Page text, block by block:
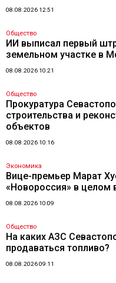
08.08.2026 12:51
Общество
ИИ выписал первый
земельном участке в
08.08.2026 10:21
Общество
Прокуратура
строительства и
объектов
08.08.2026 10:16
Экономика
Вице-премьер Марат
«Новороссия» в целом
08.08.2026 10:09
Общество
На каких АЗС
продаваться топливо?
08.08.2026 09:11